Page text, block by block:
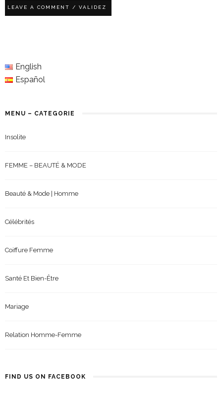
English
Español
MENU – CATEGORIE
Insolite
FEMME – BEAUTÉ & MODE
Beauté & Mode | Homme
Célébrités
Coiffure Femme
Santé Et Bien-Être
Mariage
Relation Homme-Femme
FIND US ON FACEBOOK